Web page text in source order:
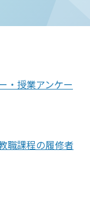
・授業アンケー
職課程の履修者